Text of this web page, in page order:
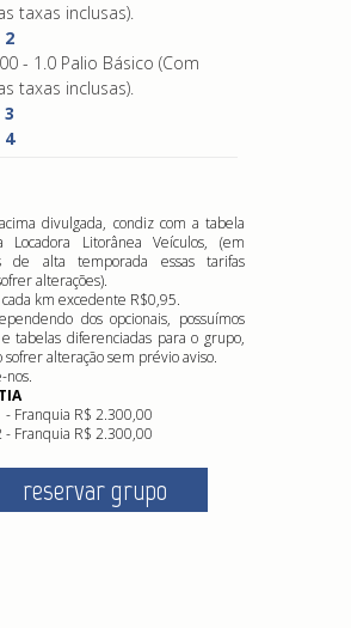
taxas inclusas).
- 1.0 Palio Básico (Com
taxas inclusas).
divulgada, condiz com a tabela
Locadora Litorânea Veículos, (em
de alta temporada essas tarifas
alterações).
km excedente R$0,95.
dos opcionais, possuímos
tabelas diferenciadas para o grupo,
sofrer alteração sem prévio aviso.
nos.
- Franquia R$ 2.300,00
- Franquia R$ 2.300,00
reservar grupo